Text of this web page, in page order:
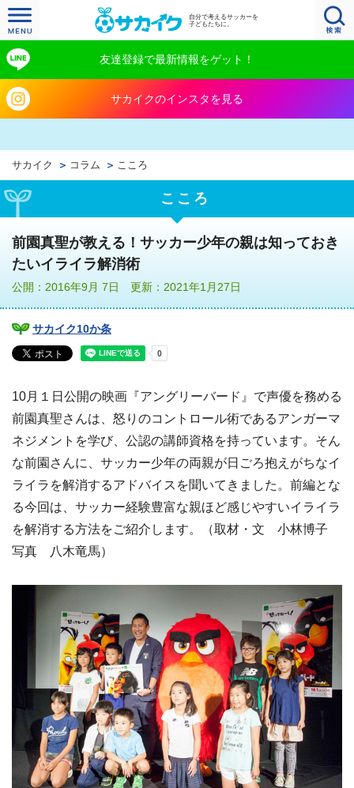
自分で考えるサッカーを
子どもたちに。
友達登録で最新情報をゲット！
サカイクのインスタを見る
サカイク コラム こころ
こころ
前園真聖が教える！サッカー少年の親は知っておき
たいイライラ解消術
公開：2016年9月 7日 更新：2021年1月27日
サカイク10か条
10月１日公開の映画『アングリーバード』で声優を務める
前園真聖さんは、怒りのコントロール術であるアンガーマ
ネジメントを学び、公認の講師資格を持っています。そん
な前園さんに、サッカー少年の両親が日ごろ抱えがちなイ
ライラを解消するアドバイスを聞いてきました。前編とな
る今回は、サッカー経験豊富な親ほど感じやすいイライラ
を解消する方法をご紹介します。（取材・文 小林博子
写真 八木竜馬）